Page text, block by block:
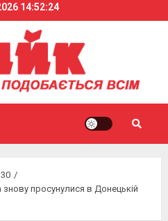
14:52:24
30
знову просунулися в Донецькій